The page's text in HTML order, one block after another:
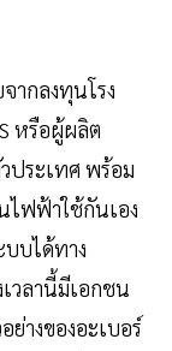
ากลงทุนโรง
หรือผู้ผลิต
ประเทศ พร้อม
ไฟฟ้าใช้กันเอง
บบได้ทาง
วลานี้มีเอกชน
างของอะเบอร์